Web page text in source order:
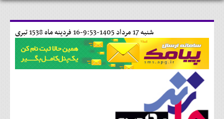
16 فردينه ماه 1538 تبری شنبه 17 مرداد 1405-9:53-